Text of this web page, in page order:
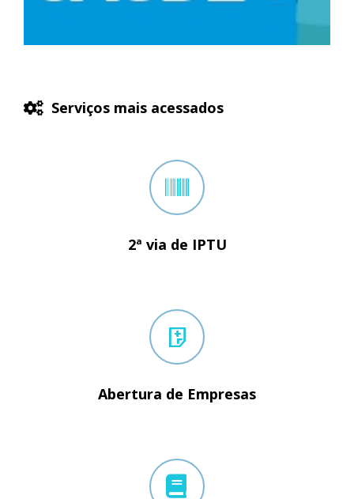
Serviços mais acessados
2ª via de IPTU
Abertura de Empresas